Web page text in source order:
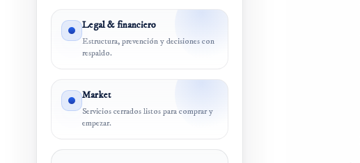
Legal & financiero
Estructura, prevención y decisiones con
respaldo.
Market
Servicios cerrados listos para comprar y
empezar.